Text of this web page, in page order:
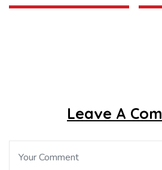
Leave A